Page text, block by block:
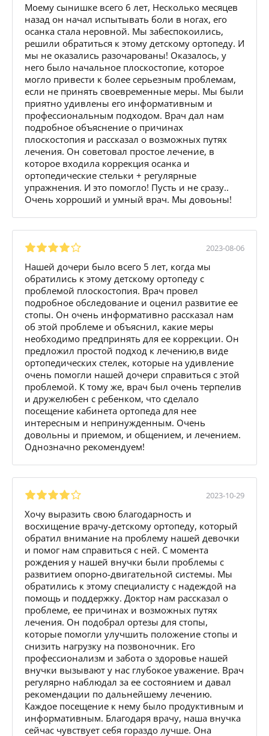
Моему сынишке всего 6 лет, Несколько месяцев
назад он начал испытывать боли в ногах, его
осанка стала неровной. Мы забеспокоились,
решили обратиться к этому детскому ортопеду. И
мы не оказались разочарованы! Оказалось, у
него было начальное плоскостопие, которое
могло привести к более серьезным проблемам,
если не принять своевременные меры. Мы были
приятно удивлены его информативным и
профессиональным подходом. Врач дал нам
подробное объяснение о причинах
плоскостопия и рассказал о возможных путях
лечения. Он советовал простое лечение, в
которое входила коррекция осанка и
ортопедические стельки + регулярные
упражнения. И это помогло! Пусть и не сразу..
Очень хорроший и умный врач. Мы довоьны!
2023-08-06
Нашей дочери было всего 5 лет, когда мы
обратились к этому детскому ортопеду с
проблемой плоскостопия. Врач провел
подробное обследование и оценил развитие ее
стопы. Он очень информативно рассказал нам
об этой проблеме и объяснил, какие меры
необходимо предпринять для ее коррекции. Он
предложил простой подход к лечению,в виде
ортопедических стелек, которые на удивление
очень помогли нашей дочери справиться с этой
проблемой. К тому же, врач был очень терпелив
и дружелюбен с ребенком, что сделало
посещение кабинета ортопеда для нее
интересным и непринужденным. Очень
довольны и приемом, и общением, и лечением.
Однозначно рекомендуем!
2023-10-29
Хочу выразить свою благодарность и
восхищение врачу-детскому ортопеду, который
обратил внимание на проблему нашей девочки
и помог нам справиться с ней. С момента
рождения у нашей внучки были проблемы с
развитием опорно-двигательной системы. Мы
обратились к этому специалисту с надеждой на
помощь и поддержку. Доктор нам рассказал о
проблеме, ее причинах и возможных путях
лечения. Он подобрал ортезы для стопы,
которые помогли улучшить положение стопы и
снизить нагрузку на позвоночник. Его
профессионализм и забота о здоровье нашей
внучки вызывают у нас глубокое уважение. Врач
регулярно наблюдал за ее состоянием и давал
рекомендации по дальнейшему лечению.
Каждое посещение к нему было продуктивным и
информативным. Благодаря врачу, наша внучка
сейчас чувствует себя гораздо лучше. Она